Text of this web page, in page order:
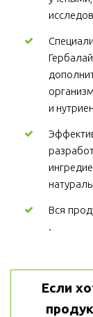
и
Вся
.
Если